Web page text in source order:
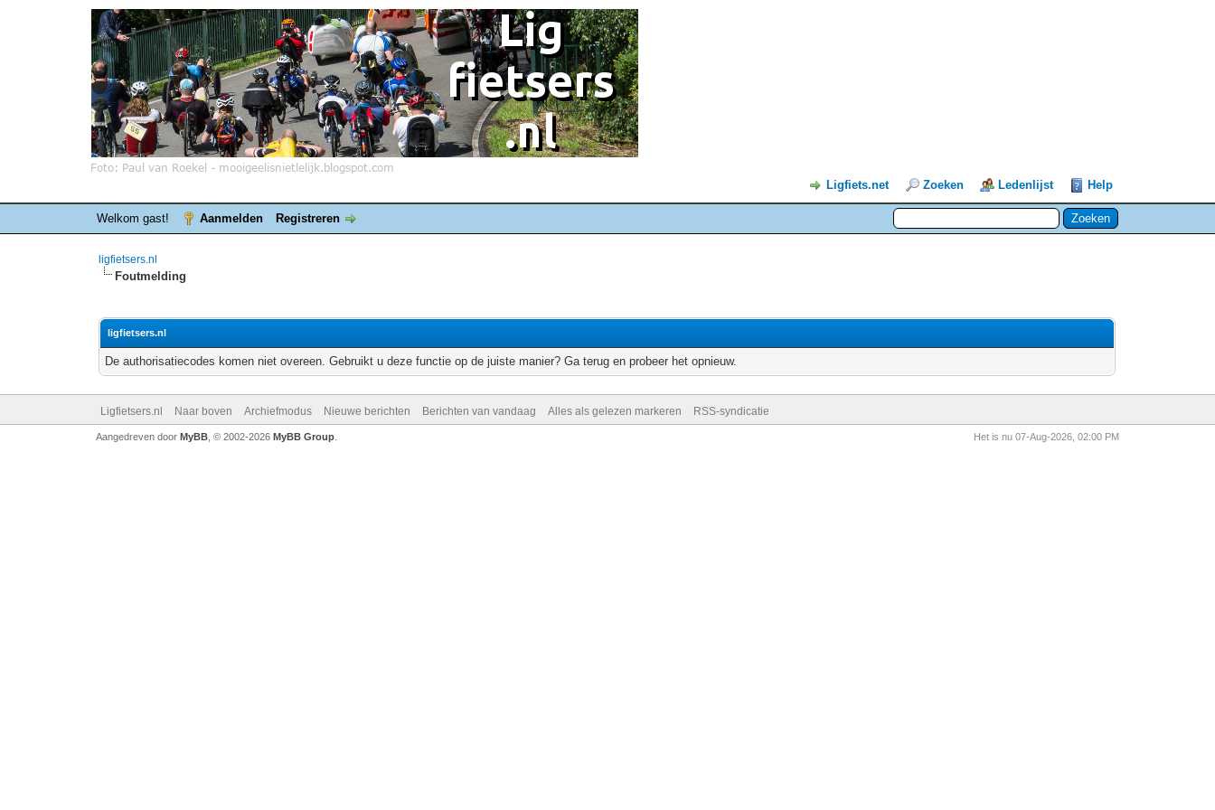
Ligfiets.net Zoeken Ledenlijst Help
Welkom gast! Aanmelden Registreren
ligfietsers.nl
Foutmelding
ligfietsers.nl
De authorisatiecodes komen niet overeen. Gebruikt u deze functie op de juiste manier? Ga terug en probeer het opnieuw.
Ligfietsers.nl Naar boven Archiefmodus Nieuwe berichten Berichten van vandaag Alles als gelezen markeren RSS-syndicatie
Het is nu 07-Aug-2026, 02:00 PM
Aangedreven door MyBB, © 2002-2026 MyBB Group.